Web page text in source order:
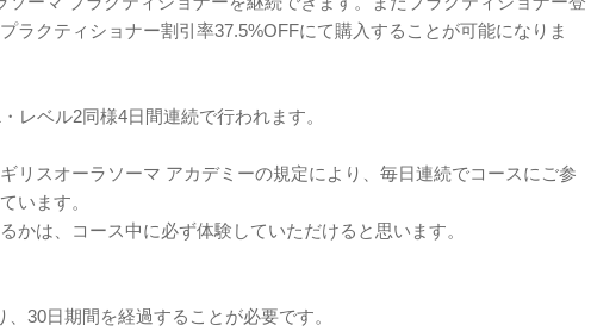
ラクティショナー割引率37.5%OFFにて購入することが可能になりま
レベル2同様4日間連続で行われます。
リスオーラソーマ アカデミーの規定により、毎日連続でコースにご参
います。
かは、コース中に必ず体験していただけると思います。
30日期間を経過することが必要です。